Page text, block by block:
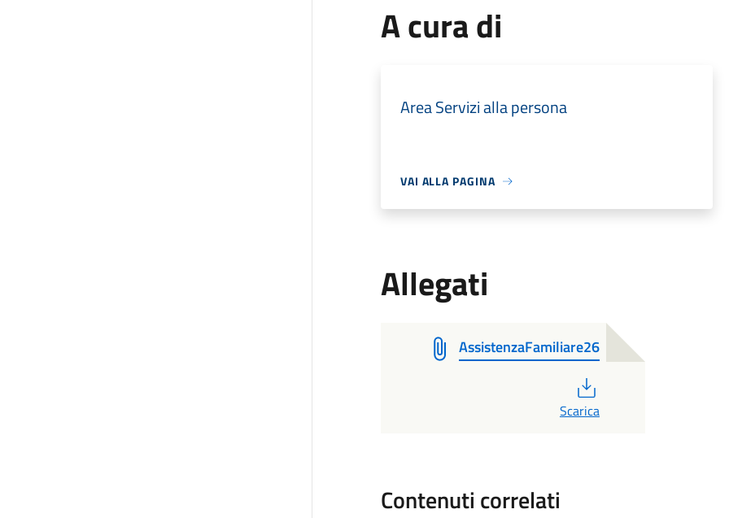
A cura di
Area Servizi alla persona
VAI ALLA PAGINA
Allegati
AssistenzaFamiliare26
Scarica
Contenuti correlati